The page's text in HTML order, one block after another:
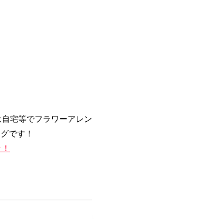
宅等でフラワーアレン
です！